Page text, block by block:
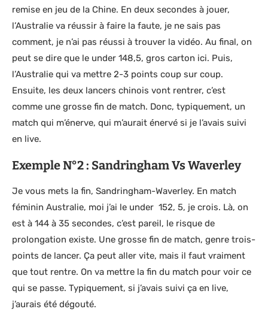
remise en jeu de la Chine. En deux secondes à jouer,
l’Australie va réussir à faire la faute, je ne sais pas
comment, je n’ai pas réussi à trouver la vidéo. Au final, on
peut se dire que le under 148,5, gros carton ici. Puis,
l’Australie qui va mettre 2-3 points coup sur coup.
Ensuite, les deux lancers chinois vont rentrer, c’est
comme une grosse fin de match. Donc, typiquement, un
match qui m’énerve, qui m’aurait énervé si je l’avais suivi
en live.
Exemple N°2 : Sandringham Vs Waverley
Je vous mets la fin, Sandringham-Waverley. En match
féminin Australie, moi j’ai le under 152, 5, je crois. Là, on
est à 144 à 35 secondes, c’est pareil, le risque de
prolongation existe. Une grosse fin de match, genre trois-
points de lancer. Ça peut aller vite, mais il faut vraiment
que tout rentre. On va mettre la fin du match pour voir ce
qui se passe. Typiquement, si j’avais suivi ça en live,
j’aurais été dégouté.